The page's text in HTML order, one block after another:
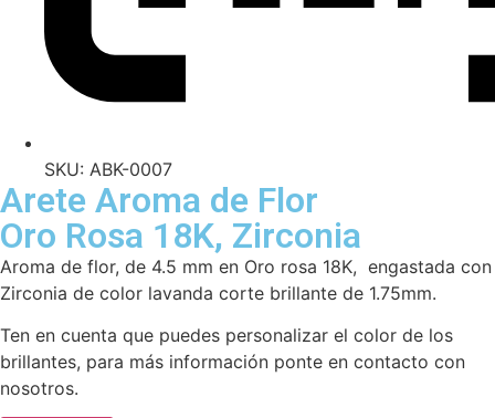
SKU: ABK-0007
Arete Aroma de Flor
Oro Rosa 18K, Zirconia
Aroma de flor, de 4.5 mm en Oro rosa 18K, engastada con
Zirconia de color lavanda corte brillante de 1.75mm.
Ten en cuenta que puedes personalizar el color de los
brillantes, para más información ponte en contacto con
nosotros.